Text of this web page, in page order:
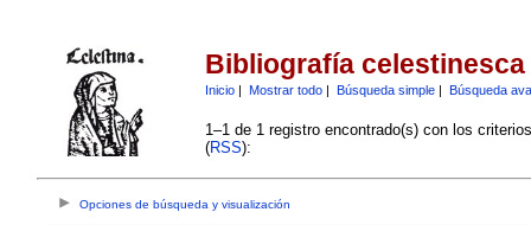
Bibliografía celestinesca
Inicio| Mostrar todo| Búsqueda simple| Búsqueda
1–1 de 1 registro encontrado(s) con los
(RSS):
Opciones de búsqueda y visualización